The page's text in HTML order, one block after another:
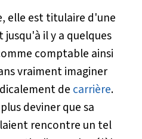
elle est titulaire d'une
il y a quelques
comptable ainsi
vraiment imaginer
de carrière.
deviner que sa
rencontre un tel